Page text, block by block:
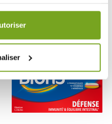
est conservé pendant une
ДОБАВИТЬ В КОРЗИНУ
-23